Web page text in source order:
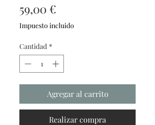
59,00 €
Impuesto incluido
Cantidad *
Agregar al carrito
Realizar compra